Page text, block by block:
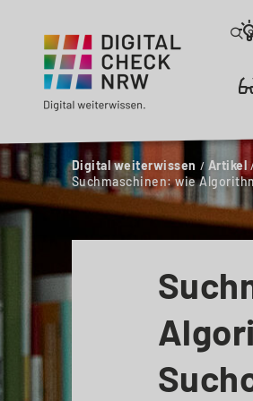
Digital weiterwissen
Artikel
Suchmaschinen: wie